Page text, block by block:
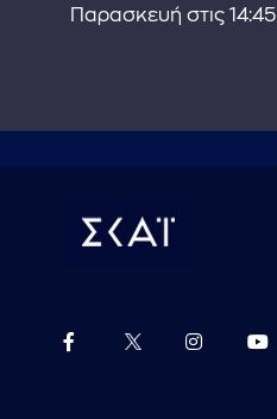
Παρασκευή στις 14:45